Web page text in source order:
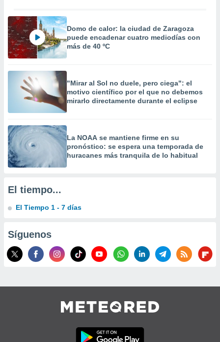
de
uso de
con el
e
mediante
publicidad
de
Domo de calor: la ciudad de Zaragoza
puede encadenar cuatro mediodías con
más de 40 ºC
"Mirar al Sol no duele, pero ciega": el
motivo científico por el que no debemos
mirarlo directamente durante el eclipse
La NOAA se mantiene firme en su
pronóstico: se espera una temporada de
huracanes más tranquila de lo habitual
El tiempo...
El Tiempo 1 - 7 días
Síguenos